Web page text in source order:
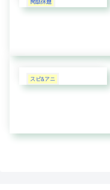
スピ&アニ